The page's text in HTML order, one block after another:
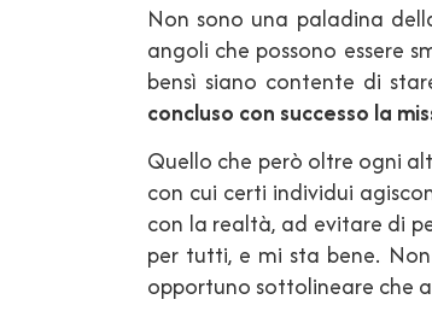
Non sono una paladina
angoli che possono essere
bensì siano contente di
concluso con successo la
Quello che però oltre ogni
con cui certi individui
con la realtà, ad evitare di
per tutti, e mi sta bene.
opportuno sottolineare che